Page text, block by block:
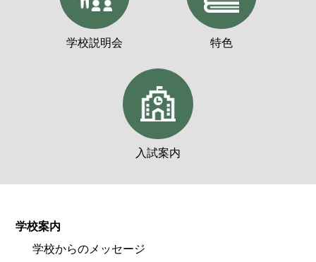
学校説明会 特色
入試案内
学校案内
学校からのメッセージ